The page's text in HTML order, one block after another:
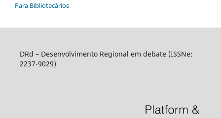
Para Bibliotecários
DRd – Desenvolvimento Regional em debate (ISSNe:
2237-9029)